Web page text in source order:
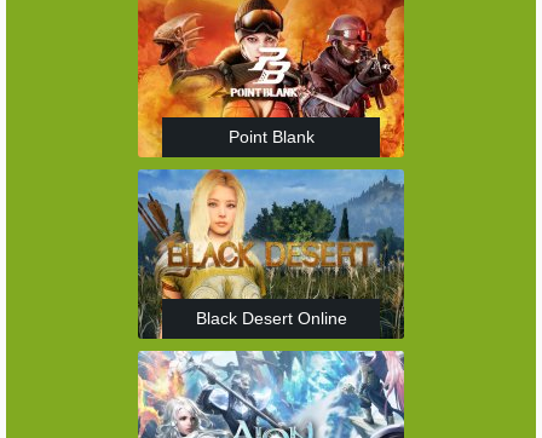
Point Blank
Black Desert Online